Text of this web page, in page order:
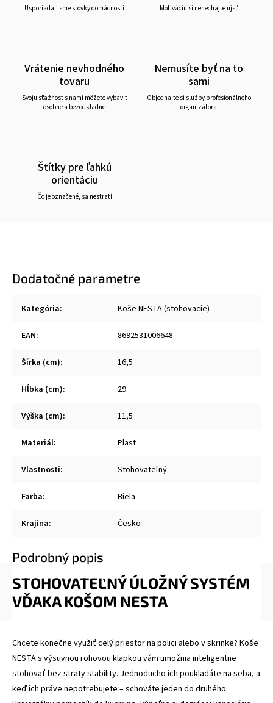
Usporiadali sme stovky domácností Motiváciu si nenechajte ujsť
Vrátenie nevhodného
tovaru
Svoju sťažnosť s nami môžete vybaviť
osobne a bezodkladne
Nemusíte byť na to
sami
Objednajte si služby profesionálneho
organizátora
Štítky pre ľahkú
orientáciu
Čo je označené, sa nestratí
Dodatočné parametre
Kategória: Koše NESTA (stohovacie)
EAN: 8692531006648
Šírka (cm): 16,5
Hĺbka (cm): 29
Výška (cm): 11,5
Materiál: Plast
Vlastnosti: Stohovateľný
Farba: Biela
Krajina: Česko
Podrobný popis
STOHOVATEĽNÝ ÚLOŽNÝ SYSTÉM
VĎAKA KOŠOM NESTA
Chcete konečne využiť celý priestor na polici alebo v skrinke? Koše
NESTA s výsuvnou rohovou klapkou vám umožnia inteligentne
stohovať bez straty stability. Jednoducho ich poukladáte na seba, a
keď ich práve nepotrebujete – schováte jeden do druhého.